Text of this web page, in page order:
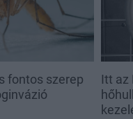
fontos szerep
Itt az